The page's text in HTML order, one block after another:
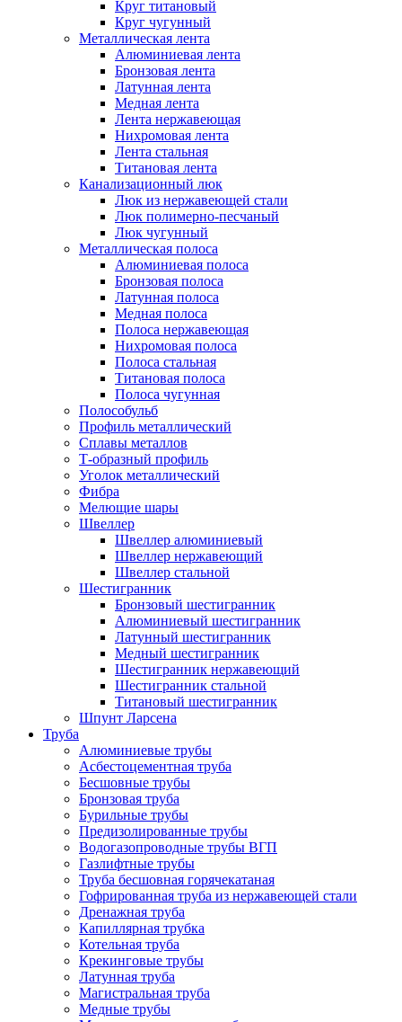
Круг титановый
Круг чугунный
Металлическая лента
Алюминиевая лента
Бронзовая лента
Латунная лента
Медная лента
Лента нержавеющая
Нихромовая лента
Лента стальная
Титановая лента
Канализационный люк
Люк из нержавеющей стали
Люк полимерно-песчаный
Люк чугунный
Металлическая полоса
Алюминиевая полоса
Бронзовая полоса
Латунная полоса
Медная полоса
Полоса нержавеющая
Нихромовая полоса
Полоса стальная
Титановая полоса
Полоса чугунная
Полособульб
Профиль металлический
Сплавы металлов
Т-образный профиль
Уголок металлический
Фибра
Мелющие шары
Швеллер
Швеллер алюминиевый
Швеллер нержавеющий
Швеллер стальной
Шестигранник
Бронзовый шестигранник
Алюминиевый шестигранник
Латунный шестигранник
Медный шестигранник
Шестигранник нержавеющий
Шестигранник стальной
Титановый шестигранник
Шпунт Ларсена
Труба
Алюминиевые трубы
Асбестоцементная труба
Бесшовные трубы
Бронзовая труба
Бурильные трубы
Предизолированные трубы
Водогазопроводные трубы ВГП
Газлифтные трубы
Труба бесшовная горячекатаная
Гофрированная труба из нержавеющей стали
Дренажная труба
Капиллярная трубка
Котельная труба
Крекинговые трубы
Латунная труба
Магистральная труба
Медные трубы